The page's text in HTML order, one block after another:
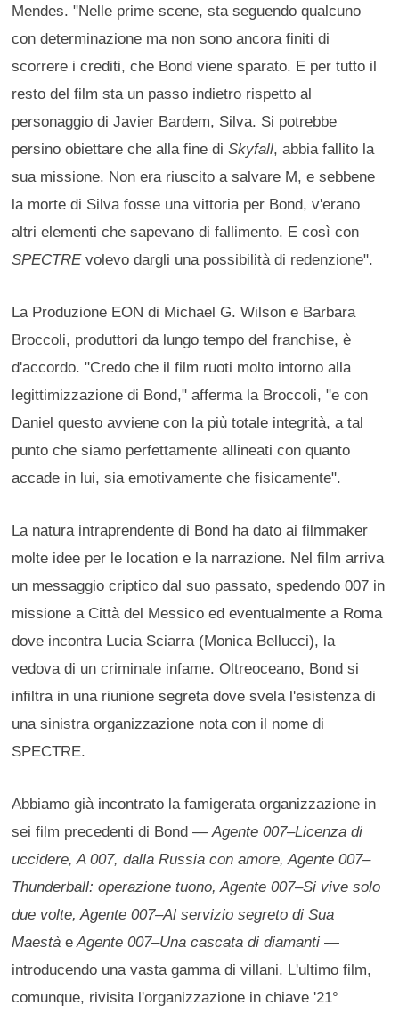
Mendes. "Nelle prime scene, sta seguendo qualcuno
con determinazione ma non sono ancora finiti di
scorrere i crediti, che Bond viene sparato. E per tutto il
resto del film sta un passo indietro rispetto al
personaggio di Javier Bardem, Silva. Si potrebbe
persino obiettare che alla fine diSkyfall, abbia fallito la
sua missione. Non era riuscito a salvare M, e sebbene
la morte di Silva fosse una vittoria per Bond, v'erano
altri elementi che sapevano di fallimento. E così con
SPECTREvolevo dargli una possibilità di redenzione".
La Produzione EON di Michael G. Wilson e Barbara
Broccoli, produttori da lungo tempo del franchise, è
d'accordo. "Credo che il film ruoti molto intorno alla
legittimizzazione di Bond," afferma la Broccoli, "e con
Daniel questo avviene con la più totale integrità, a tal
punto che siamo perfettamente allineati con quanto
accade in lui, sia emotivamente che fisicamente".
La natura intraprendente di Bond ha dato ai filmmaker
molte idee per le location e la narrazione. Nel film arriva
un messaggio criptico dal suo passato, spedendo 007 in
missione a Città del Messico ed eventualmente a Roma
dove incontra Lucia Sciarra (Monica Bellucci), la
vedova di un criminale infame. Oltreoceano, Bond si
infiltra in una riunione segreta dove svela l'esistenza di
una sinistra organizzazione nota con il nome di
SPECTRE.
Abbiamo già incontrato la famigerata organizzazione in
sei film precedenti di Bond —Agente 007–Licenza di
uccidere, A 007, dalla Russia con amore, Agente 007–
Thunderball: operazione tuono, Agente 007–Si vive solo
due volte, Agente 007–Al servizio segreto di Sua
Maestàe Agente 007–Una cascata di diamanti —
introducendo una vasta gamma di villani. L'ultimo film,
comunque, rivisita l'organizzazione in chiave '21°